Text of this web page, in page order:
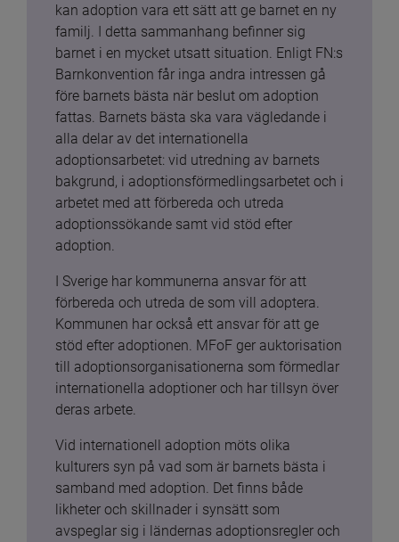
kan adoption vara ett sätt att ge barnet en ny
familj. I detta sammanhang befinner sig
barnet i en mycket utsatt situation. Enligt FN:s
Barnkonvention får inga andra intressen gå
före barnets bästa när beslut om adoption
fattas. Barnets bästa ska vara vägledande i
alla delar av det internationella
adoptionsarbetet: vid utredning av barnets
bakgrund, i adoptionsförmedlingsarbetet och i
arbetet med att förbereda och utreda
adoptionssökande samt vid stöd efter
adoption.
I Sverige har kommunerna ansvar för att
förbereda och utreda de som vill adoptera.
Kommunen har också ett ansvar för att ge
stöd efter adoptionen. MFoF ger auktorisation
till adoptionsorganisationerna som förmedlar
internationella adoptioner och har tillsyn över
deras arbete.
Vid internationell adoption möts olika
kulturers syn på vad som är barnets bästa i
samband med adoption. Det finns både
likheter och skillnader i synsätt som
avspeglar sig i ländernas adoptionsregler och